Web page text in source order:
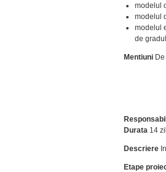
modelul
modelul
modelul
de
Mentiuni
Durata 14
Descriere
Etape